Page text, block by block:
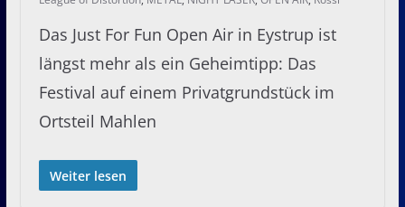
Das Just For Fun Open Air in Eystrup ist
längst mehr als ein Geheimtipp: Das
Festival auf einem Privatgrundstück im
Ortsteil Mahlen
Weiter lesen